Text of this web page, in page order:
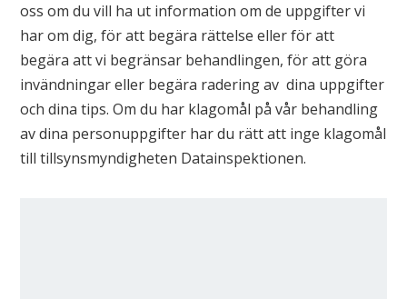
oss om du vill ha ut information om de uppgifter vi
har om dig, för att begära rättelse eller för att
begära att vi begränsar behandlingen, för att göra
invändningar eller begära radering av dina uppgifter
och dina tips. Om du har klagomål på vår behandling
av dina personuppgifter har du rätt att inge klagomål
till tillsynsmyndigheten Datainspektionen.